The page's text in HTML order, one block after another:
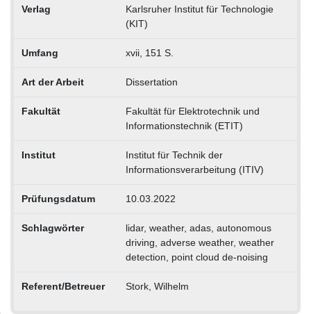
Verlag
Karlsruher Institut für Technologie
(KIT)
Umfang xvii, 151 S.
Art der Arbeit Dissertation
Fakultät
Fakultät für Elektrotechnik und
Informationstechnik (ETIT)
Institut
Institut für Technik der
Informationsverarbeitung (ITIV)
Prüfungsdatum 10.03.2022
Schlagwörter
lidar, weather, adas, autonomous
driving, adverse weather, weather
detection, point cloud de-noising
Referent/Betreuer Stork, Wilhelm